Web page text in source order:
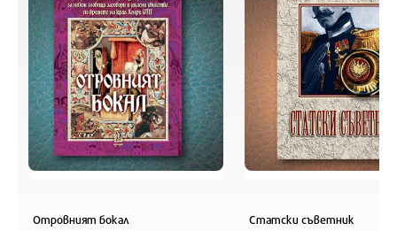
Отровният бокал Статски съветник